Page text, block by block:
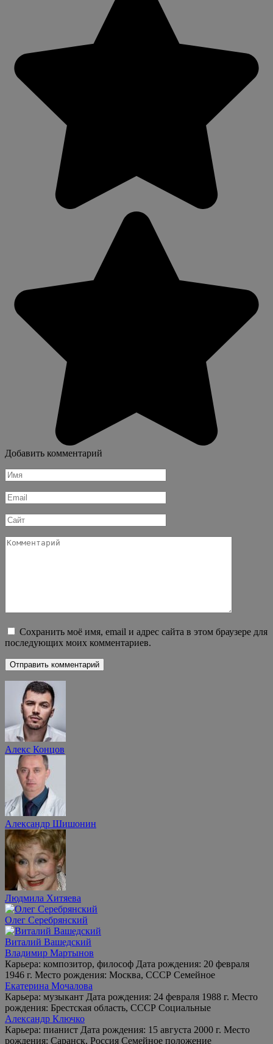
Добавить комментарий
Имя
*
Email
*
Сайт
Комментарий
Сохранить моё имя, email и адрес сайта в этом браузере для
последующих моих комментариев.
Алекс Концов
Александр Шишонин
Людмила Хитяева
Олег Серебрянский
Виталий Вашедский
Владимир Мартынов
Карьера: композитор, философ Дата рождения: 20 февраля
1946 г. Место рождения: Москва, СССР Семейное
Екатерина Мочалова
Карьера: музыкант Дата рождения: 24 февраля 1988 г. Место
рождения: Брестская область, СССР Социальные
Александр Ключко
Карьера: пианист Дата рождения: 15 августа 2000 г. Место
рождения: Саранск, Россия Семейное положение